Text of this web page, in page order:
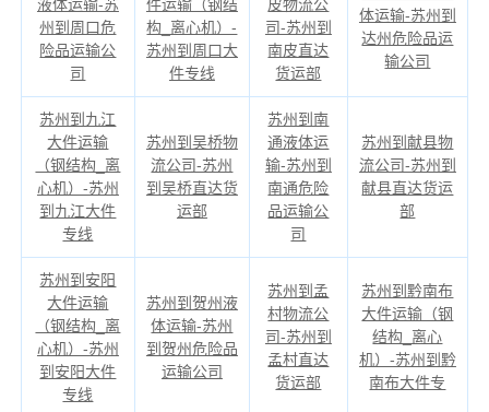
液体运输-苏
州到周口危
险品运输公
司
件运输（钢结
构_离心机）-
苏州到周口大
件专线
皮物流公
司-苏州到
南皮直达
货运部
体运输-苏州到
达州危险品运
输公司
苏州到九江
大件运输
（钢结构_离
心机）-苏州
到九江大件
专线
苏州到吴桥物
流公司-苏州
到吴桥直达货
运部
苏州到南
通液体运
输-苏州到
南通危险
品运输公
司
苏州到献县物
流公司-苏州到
献县直达货运
部
苏州到安阳
大件运输
（钢结构_离
心机）-苏州
到安阳大件
专线
苏州到贺州液
体运输-苏州
到贺州危险品
运输公司
苏州到孟
村物流公
司-苏州到
孟村直达
货运部
苏州到黔南布
大件运输（钢
结构_离心
机）-苏州到黔
南布大件专